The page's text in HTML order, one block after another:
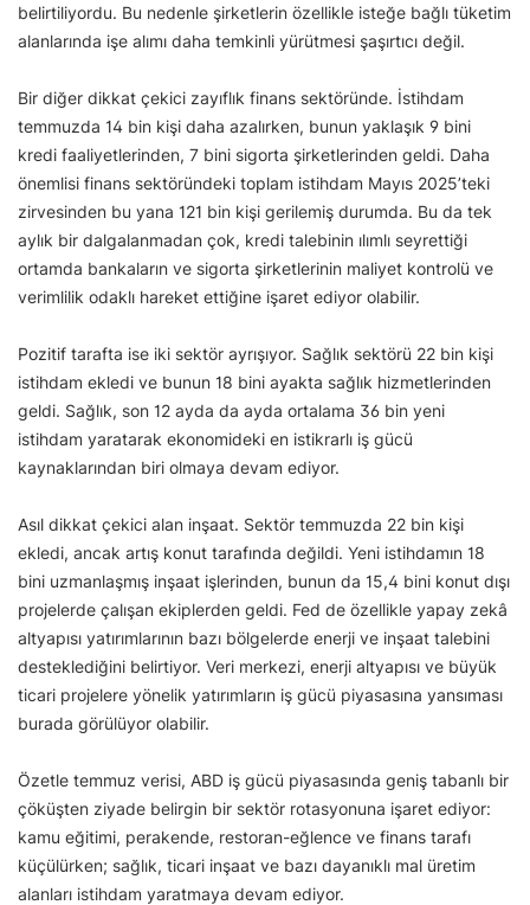
belirtiliyordu. Bu nedenle şirketlerin özellikle isteğe bağlı tüketim
alanlarında işe alımı daha temkinli yürütmesi şaşırtıcı değil.
Bir diğer dikkat çekici zayıflık finans sektöründe. İstihdam
temmuzda 14 bin kişi daha azalırken, bunun yaklaşık 9 bini
kredi faaliyetlerinden, 7 bini sigorta şirketlerinden geldi. Daha
önemlisi finans sektöründeki toplam istihdam Mayıs 2025’teki
zirvesinden bu yana 121 bin kişi gerilemiş durumda. Bu da tek
aylık bir dalgalanmadan çok, kredi talebinin ılımlı seyrettiği
ortamda bankaların ve sigorta şirketlerinin maliyet kontrolü ve
verimlilik odaklı hareket ettiğine işaret ediyor olabilir.
Pozitif tarafta ise iki sektör ayrışıyor. Sağlık sektörü 22 bin kişi
istihdam ekledi ve bunun 18 bini ayakta sağlık hizmetlerinden
geldi. Sağlık, son 12 ayda da ayda ortalama 36 bin yeni
istihdam yaratarak ekonomideki en istikrarlı iş gücü
kaynaklarından biri olmaya devam ediyor.
Asıl dikkat çekici alan inşaat. Sektör temmuzda 22 bin kişi
ekledi, ancak artış konut tarafında değildi. Yeni istihdamın 18
bini uzmanlaşmış inşaat işlerinden, bunun da 15,4 bini konut dışı
projelerde çalışan ekiplerden geldi. Fed de özellikle yapay zekâ
altyapısı yatırımlarının bazı bölgelerde enerji ve inşaat talebini
desteklediğini belirtiyor. Veri merkezi, enerji altyapısı ve büyük
ticari projelere yönelik yatırımların iş gücü piyasasına yansıması
burada görülüyor olabilir.
Özetle temmuz verisi, ABD iş gücü piyasasında geniş tabanlı bir
çöküşten ziyade belirgin bir sektör rotasyonuna işaret ediyor:
kamu eğitimi, perakende, restoran-eğlence ve finans tarafı
küçülürken; sağlık, ticari inşaat ve bazı dayanıklı mal üretim
alanları istihdam yaratmaya devam ediyor.